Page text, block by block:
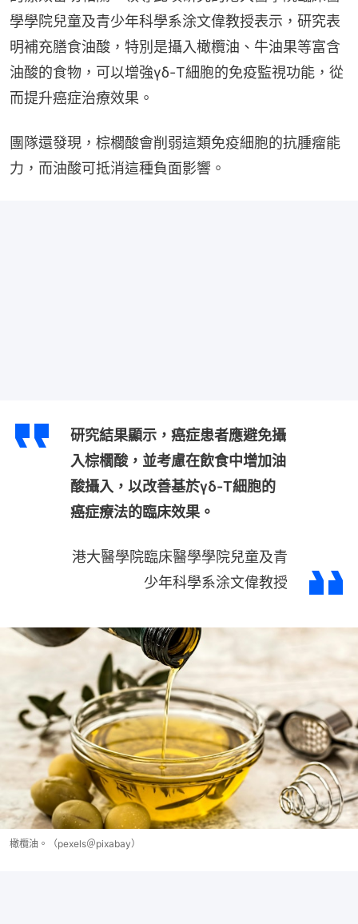
學學院兒童及青少年科學系涂文偉教授表示，研究表
明補充膳食油酸，特別是攝入橄欖油、牛油果等富含
油酸的食物，可以增強γδ-T細胞的免疫監視功能，從
而提升癌症治療效果。
團隊還發現，棕櫚酸會削弱這類免疫細胞的抗腫瘤能
力，而油酸可抵消這種負面影響。
研究結果顯示，癌症患者應避免攝
入棕櫚酸，並考慮在飲食中增加油
酸攝入，以改善基於γδ-T細胞的
癌症療法的臨床效果。
港大醫學院臨床醫學學院兒童及青
少年科學系涂文偉教授
橄欖油。（pexels＠pixabay）